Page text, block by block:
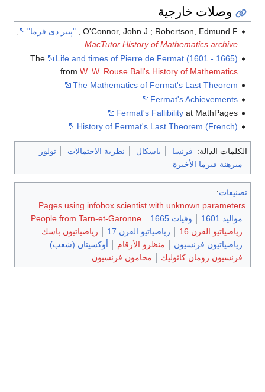
وصلات خارجية
O'Connor, John J.; Robertson, Edmund F., "پيير دى فرما"
,
MacTutor History of Mathematics archive
The
Life and times of Pierre de Fermat (1601 - 1665)
from W. W. Rouse Ball's History of Mathematics
The Mathematics of Fermat's Last Theorem
Fermat's Achievements
Fermat's Fallibilityat MathPages
History of Fermat's Last Theorem (French)
الكلمات الدالة: فرنسا باسكال نظرية الاحتمالات
تولوز
مبرهنة فيرما الأخيرة
تصنيفات:
Pages using infobox scientist with unknown parameters
مواليد 1601
وفيات 1665
People from Tarn-et-Garonne
رياضياتيو القرن 16
رياضياتيو القرن 17
رياضياتيون باسك
رياضياتيون فرنسيون
منظرو الأرقام
أوكسيتان (شعب)
فرنسيون رومان كاثوليك
محامون فرنسيون